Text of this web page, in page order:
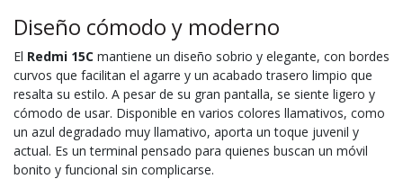
Diseño cómodo y moderno
El Redmi 15C mantiene un diseño sobrio y elegante, con bordes
curvos que facilitan el agarre y un acabado trasero limpio que
resalta su estilo. A pesar de su gran pantalla, se siente ligero y
cómodo de usar. Disponible en varios colores llamativos, como
un azul degradado muy llamativo, aporta un toque juvenil y
actual. Es un terminal pensado para quienes buscan un móvil
bonito y funcional sin complicarse.